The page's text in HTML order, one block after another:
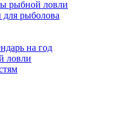
рыбной ловли
рыболова
на год
ловли